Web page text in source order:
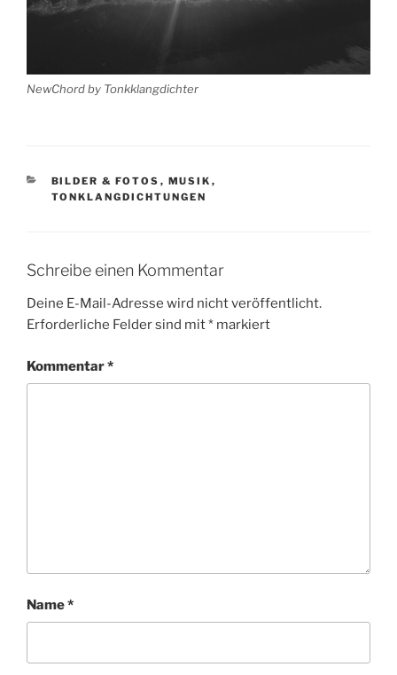
NewChord by Tonkklangdichter
KATEGORIEN
BILDER & FOTOS , MUSIK ,
TONKLANGDICHTUNGEN
Schreibe einen Kommentar
Deine E-Mail-Adresse wird nicht veröffentlicht.
Erforderliche Felder sind mit* markiert
Kommentar*
Name*